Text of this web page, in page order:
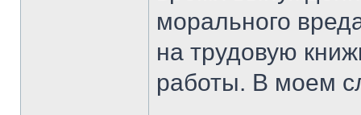
морального
на трудовую
работы. В моем